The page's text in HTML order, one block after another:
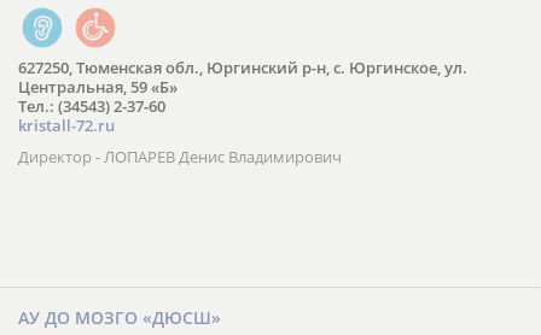
627250, Тюменская обл., Юргинский р-н, с. Юргинское, ул.
Центральная, 59 «Б»
Тел.: (34543) 2-37-60
kristall-72.ru
Директор - ЛОПАРЕВ Денис Владимирович
АУ ДО МОЗГО «ДЮСШ»